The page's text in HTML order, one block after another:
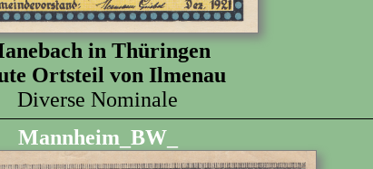
in Thüringen
Ortsteil von Ilmenau
Diverse Nominale
Mannheim_BW_